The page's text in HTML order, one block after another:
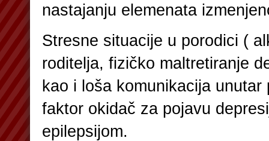
nastajanju elemenata
Stresne situacije u porodici (
roditelja, fizičko maltretiranje
kao i loša komunikacija
faktor okidač za pojavu
epilepsijom.